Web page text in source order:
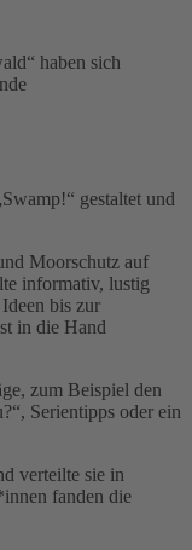
haben sich
gestaltet und
Moorschutz auf
informativ, lustig
bis zur
in die Hand
zum Beispiel den
Serientipps oder ein
verteilte sie in
fanden die